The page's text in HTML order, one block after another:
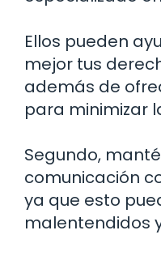
Ellos pueden
mejor tus
además de
para minimizar
Segundo,
comunicación
ya que esto
malentendidos